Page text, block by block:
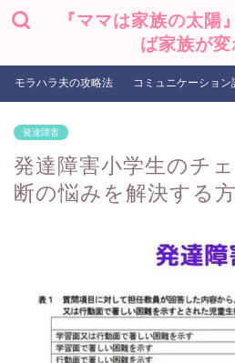
『ママは家族の太陽
ば家族が変
モラハラ夫の攻略法 コミュニケーション
発達障害
発達障害小学生のチ
断の悩みを解決する